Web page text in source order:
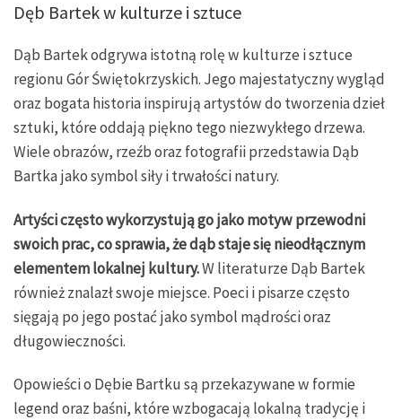
Dęb Bartek w kulturze i sztuce
Dąb Bartek odgrywa istotną rolę w kulturze i sztuce
regionu Gór Świętokrzyskich. Jego majestatyczny wygląd
oraz bogata historia inspirują artystów do tworzenia dzieł
sztuki, które oddają piękno tego niezwykłego drzewa.
Wiele obrazów, rzeźb oraz fotografii przedstawia Dąb
Bartka jako symbol siły i trwałości natury.
Artyści często wykorzystują go jako motyw przewodni
swoich prac, co sprawia, że dąb staje się nieodłącznym
elementem lokalnej kultury.W literaturze Dąb Bartek
również znalazł swoje miejsce. Poeci i pisarze często
sięgają po jego postać jako symbol mądrości oraz
długowieczności.
Opowieści o Dębie Bartku są przekazywane w formie
legend oraz baśni, które wzbogacają lokalną tradycję i